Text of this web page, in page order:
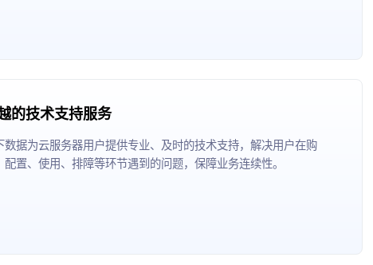
的技术支持服务
数据为云服务器用户提供专业、及时的技术支持，解决用户在购
配置、使用、排障等环节遇到的问题，保障业务连续性。